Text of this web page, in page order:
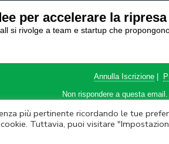
più pertinente ricordando le tue
Tuttavia, puoi visitare
per accelerare la ripresa
si rivolge a team e startup che
Annulla Iscrizione
Non rispondere a questa email.
Innova SpA – Via dell’Amba Aradam, 9 –